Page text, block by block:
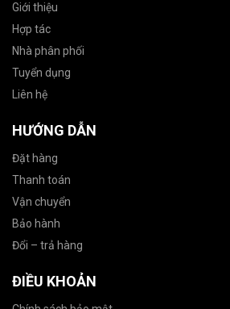
Giới thiệu
Hợp tác
Nhà phân phối
Tuyển dụng
Liên hệ
HƯỚNG DẪN
Đặt hàng
Thanh toán
Vận chuyển
Bảo hành
Đổi – trả hàng
ĐIỀU KHOẢN